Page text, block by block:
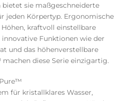
sie maßgeschneiderte
jeden Körpertyp. Ergonomische
kraftvoll einstellbare
Funktionen wie der
und das höhenverstellbare
diese Serie einzigartig.
für kristallklares Wasser,